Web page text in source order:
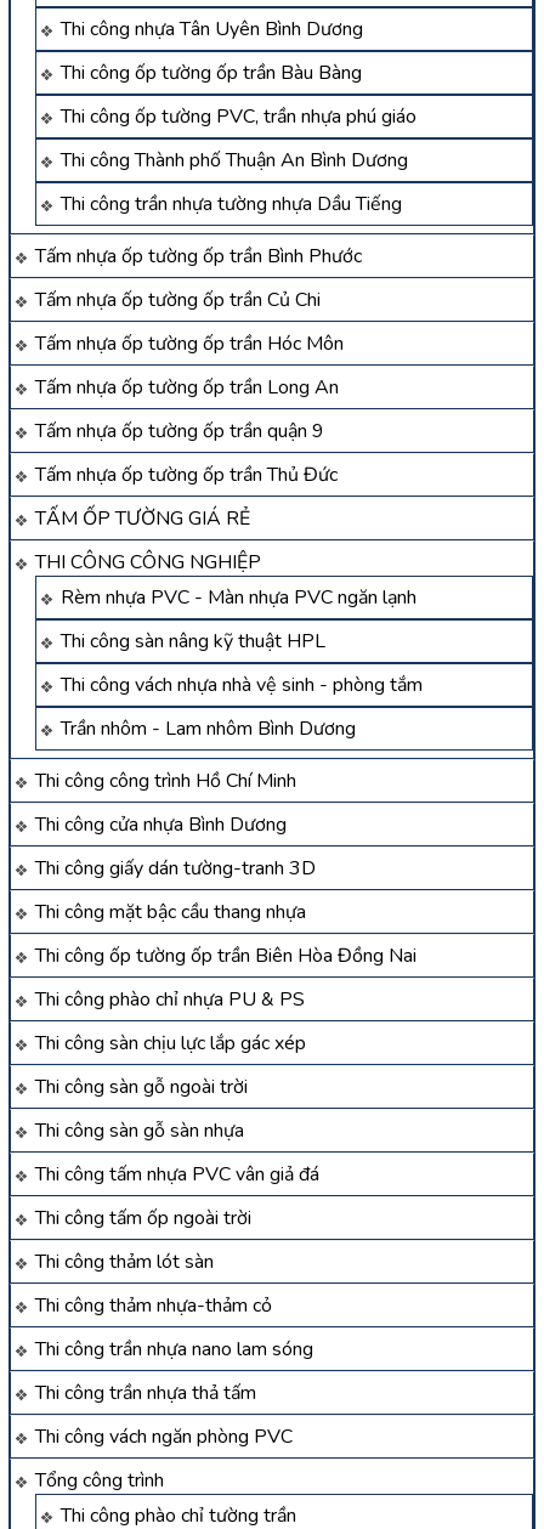
Thi công nhựa Tân Uyên Bình Dương
Thi công ốp tường ốp trần Bàu Bàng
Thi công ốp tường PVC, trần nhựa phú giáo
Thi công Thành phố Thuận An Bình Dương
Thi công trần nhựa tường nhựa Dầu Tiếng
Tấm nhựa ốp tường ốp trần Bình Phước
Tấm nhựa ốp tường ốp trần Củ Chi
Tấm nhựa ốp tường ốp trần Hóc Môn
Tấm nhựa ốp tường ốp trần Long An
Tấm nhựa ốp tường ốp trần quận 9
Tấm nhựa ốp tường ốp trần Thủ Đức
TẤM ỐP TƯỜNG GIÁ RẺ
THI CÔNG CÔNG NGHIỆP
Rèm nhựa PVC - Màn nhựa PVC ngăn lạnh
Thi công sàn nâng kỹ thuật HPL
Thi công vách nhựa nhà vệ sinh - phòng tắm
Trần nhôm - Lam nhôm Bình Dương
Thi công công trình Hồ Chí Minh
Thi công cửa nhựa Bình Dương
Thi công giấy dán tường-tranh 3D
Thi công mặt bậc cầu thang nhựa
Thi công ốp tường ốp trần Biên Hòa Đồng Nai
Thi công phào chỉ nhựa PU & PS
Thi công sàn chịu lực lắp gác xép
Thi công sàn gỗ ngoài trời
Thi công sàn gỗ sàn nhựa
Thi công tấm nhựa PVC vân giả đá
Thi công tấm ốp ngoài trời
Thi công thảm lót sàn
Thi công thảm nhựa-thảm cỏ
Thi công trần nhựa nano lam sóng
Thi công trần nhựa thả tấm
Thi công vách ngăn phòng PVC
Tổng công trình
Thi công phào chỉ tường trần